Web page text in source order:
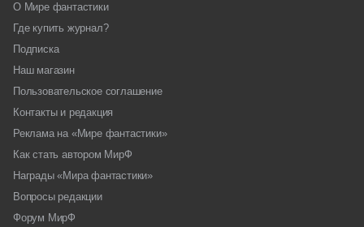
О Мире фантастики
Где купить журнал?
Подписка
Наш магазин
Пользовательское соглашение
Контакты и редакция
Реклама на «Мире фантастики»
Как стать автором МирФ
Награды «Мира фантастики»
Вопросы редакции
Форум МирФ